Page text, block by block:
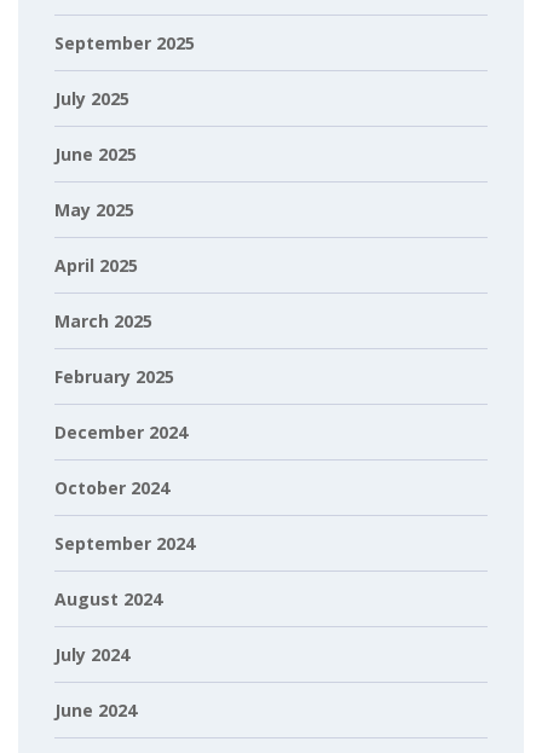
September 2025
July 2025
June 2025
May 2025
April 2025
March 2025
February 2025
December 2024
October 2024
September 2024
August 2024
July 2024
June 2024